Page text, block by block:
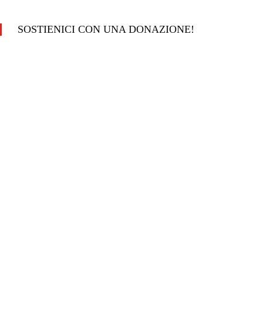
SOSTIENICI CON UNA DONAZIONE!